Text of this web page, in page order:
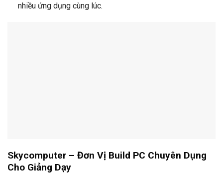
nhiều ứng dụng cùng lúc.
Skycomputer – Đơn Vị Build PC Chuyên Dụng
Cho Giảng Dạy